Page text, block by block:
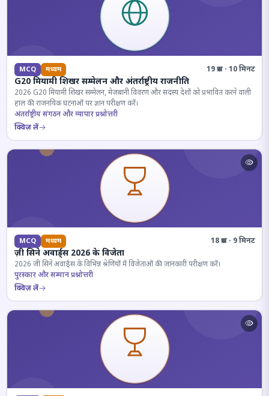
MCQ मध्यम 19 प्रश्न · 10 मिनट
G20 मियामी शिखर सम्मेलन और अंतर्राष्ट्रीय राजनीति
2026 G20 मियामी शिखर सम्मेलन, मेजबानी विवरण और सदस्य देशों को प्रभावित करने वाली
हाल की राजनयिक घटनाओं पर ज्ञान परीक्षण करें।
अंतर्राष्ट्रीय संगठन और व्यापार प्रश्नोत्तरी
क्विज़ लें
MCQ मध्यम 18 प्रश्न · 9 मिनट
ज़ी सिने अवार्ड्स 2026 के विजेता
2026 जी सिने अवार्ड्स के विभिन्न श्रेणियों में विजेताओं की जानकारी परीक्षण करें।
पुरस्कार और सम्मान प्रश्नोत्तरी
क्विज़ लें